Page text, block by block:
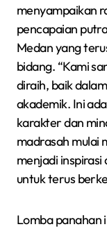
menyampaikan
pencapaian
Medan yang
bidang. “Kami
diraih, baik
akademik. Ini
karakter dan
madrasah mulai
menjadi inspirasi
untuk terus
Lomba panahan